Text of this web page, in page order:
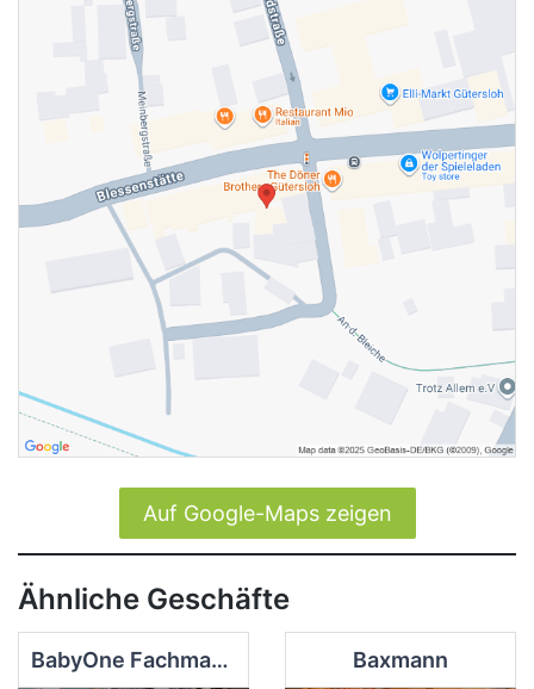
Auf Google-Maps zeigen
Ähnliche Geschäfte
BabyOne Fachmarkt für Baby- und Kinderbedarf OWL GmbH Baxmann